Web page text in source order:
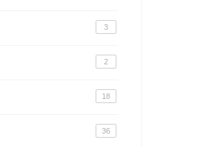
3
2
18
36